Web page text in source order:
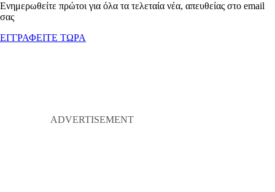
Ενημερωθείτε πρώτοι για όλα τα τελεταία νέα, απευθείας στο email
σας
ΕΓΓΡΑΦΕΙΤΕ ΤΩΡΑ